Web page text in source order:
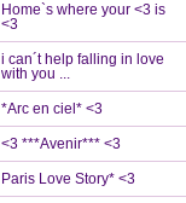
Home`s where your <3 is
<3
i can´t help falling in love
with you ...
*Arc en ciel* <3
<3 ***Avenir*** <3
Paris Love Story* <3